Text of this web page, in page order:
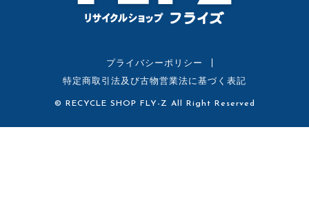
プライバシーポリシー
特定商取引法及び古物営業法に基づく表記
© RECYCLE SHOP FLY-Z All Right Reserved